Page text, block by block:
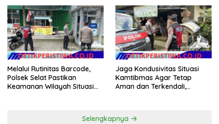
Melalui Rutinitas Barcode,
Polsek Selat Pastikan
Keamanan Wilayah Situasi
Jaga Kondusivitas Situasi
Kamtibmas Agar Tetap
Aman dan Terkendali,
Selengkapnya